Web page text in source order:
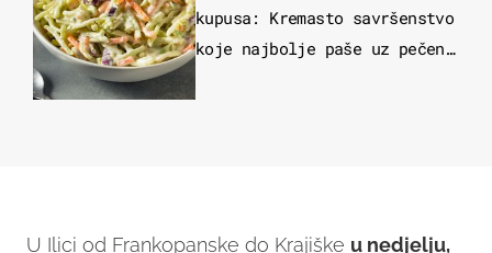
kupusa: Kremasto savršenstvo
koje najbolje paše uz pečeno
U Ilici od Frankopanske do Krajiške u nedjelju,